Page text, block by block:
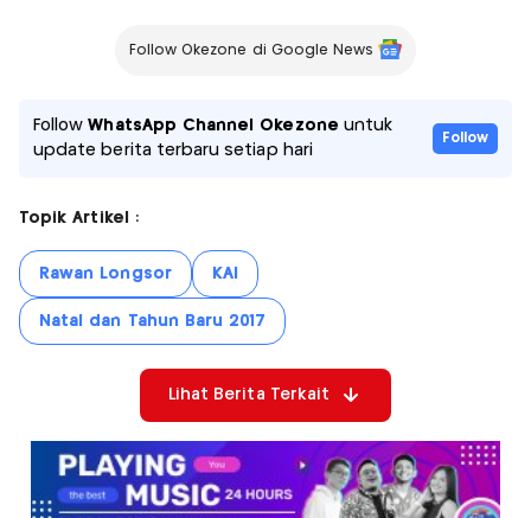
Follow Okezone di Google News
FollowWhatsApp Channel Okezone untuk
update berita terbaru setiap hari
Follow
Topik Artikel :
Rawan Longsor KAI
Natal dan Tahun Baru 2017
Lihat Berita Terkait